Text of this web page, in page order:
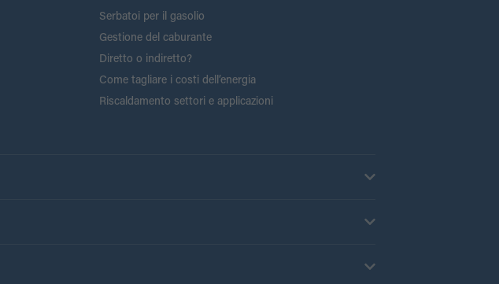
Serbatoi per il gasolio
Gestione del caburante
Diretto o indiretto?
Come tagliare i costi dell’energia
Riscaldamento settori e applicazioni